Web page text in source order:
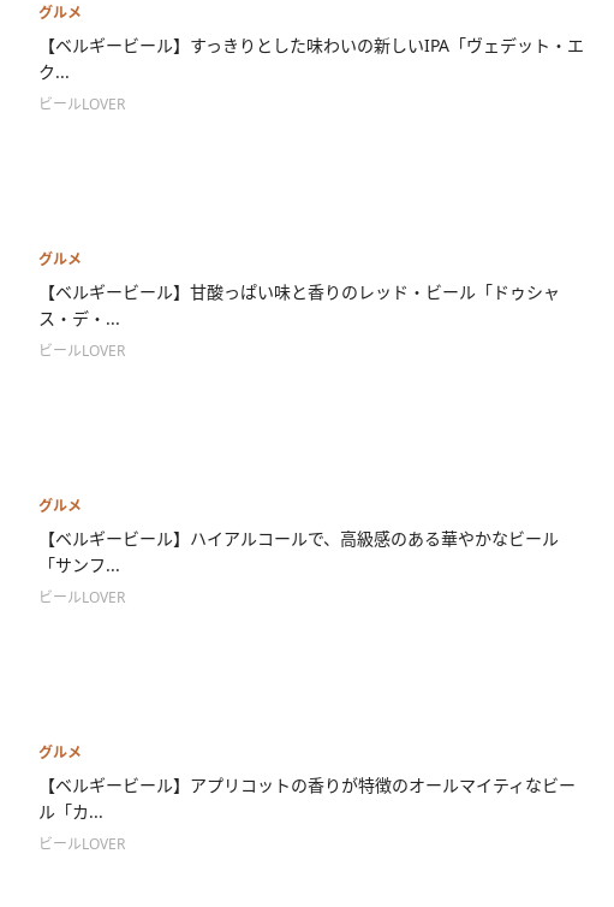
グルメ
【ベルギービール】すっきりとした味わいの新しいIPA「ヴェデット・エ
ク...
ビールLOVER
グルメ
【ベルギービール】甘酸っぱい味と香りのレッド・ビール「ドゥシャ
ス・デ・...
ビールLOVER
グルメ
【ベルギービール】ハイアルコールで、高級感のある華やかなビール
「サンフ...
ビールLOVER
グルメ
【ベルギービール】アプリコットの香りが特徴のオールマイティなビー
ル「カ...
ビールLOVER